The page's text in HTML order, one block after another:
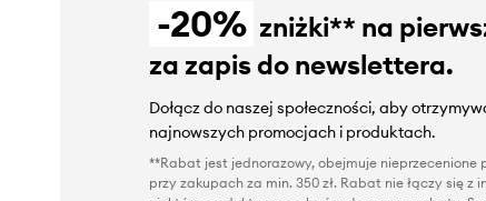
-20% zniżki** na
za zapis do newslettera.
Dołącz do naszej społeczności, aby
najnowszych promocjach i produktach.
**Rabat jest jednorazowy, obejmuje nieprzecenione
przy zakupach za min. 350 zł. Rabat nie łączy się z